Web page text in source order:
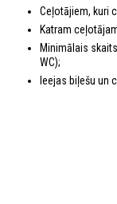
Ceļotājiem, kuri
Katram
Minimālais
WC);
Ieejas biļešu un